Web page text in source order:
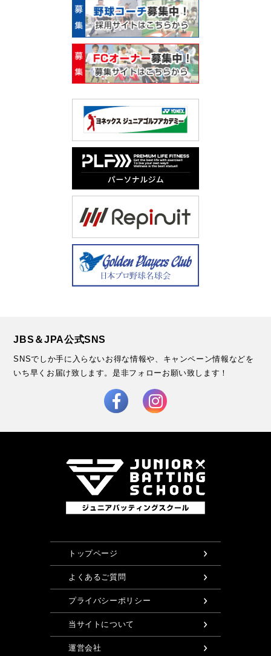
JBS＆JPA公式SNS
SNSでしか手に入らないお得な情報や、キャンペーン情報などを
いち早くお届け致します。是非フォローお願い致します！
トップページ
よくあるご質問
プライバシーポリシー
当サイトについて
運営会社